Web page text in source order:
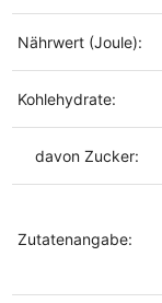
Nährwert (Joule):
Kohlehydrate:
davon Zucker:
Zutatenangabe: